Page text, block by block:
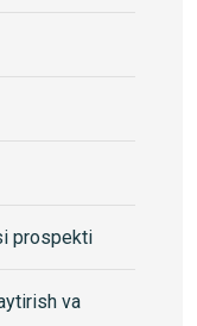
prospekti
va